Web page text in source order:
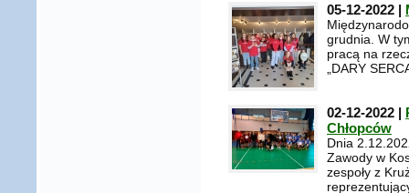
05-12-2022 |
grudnia. W
pracą na
„DARY
02-12-2022 |
Chłopców
Dnia
Zawody w
zespoły z